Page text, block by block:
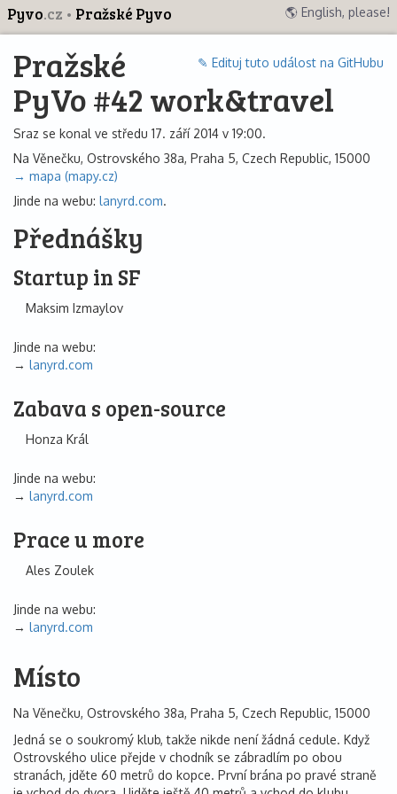
Pyvo.cz Pražské Pyvo 🌎 English, please!
✎ Edituj tuto událost na GitHubu
Pražské
PyVo #42 work&travel
Sraz se konal ve středu 17. září 2014 v 19:00.
Na Věnečku, Ostrovského 38a, Praha 5, Czech Republic, 15000
→ mapa (mapy.cz)
Jinde na webu: lanyrd.com.
Přednášky
Startup in SF
Maksim Izmaylov
Jinde na webu:
lanyrd.com
Zabava s open-source
Honza Král
Jinde na webu:
lanyrd.com
Prace u more
Ales Zoulek
Jinde na webu:
lanyrd.com
Místo
Na Věnečku, Ostrovského 38a, Praha 5, Czech Republic, 15000
Jedná se o soukromý klub, takže nikde není žádná cedule. Když
Ostrovského ulice přejde v chodník se zábradlím po obou
stranách, jděte 60 metrů do kopce. První brána po pravé straně